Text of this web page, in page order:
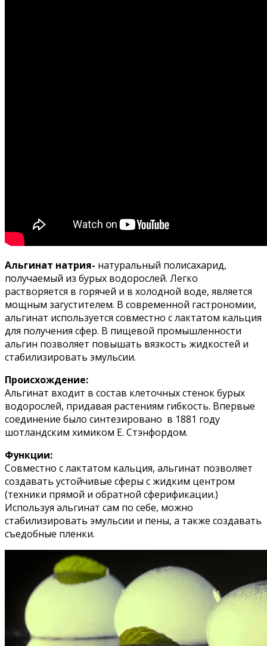
Альгинат натрия- натуральный полисахарид,
получаемый из бурых водорослей. Легко
растворяется в горячей и в холодной воде, является
мощным загустителем. В современной гастрономии,
альгинат используется совместно с лактатом кальция
для получения сфер. В пищевой промышленности
альгин позволяет повышать вязкость жидкостей и
стабилизировать эмульсии.
Происхождение:
Альгинат входит в состав клеточных стенок бурых
водорослей, придавая растениям гибкость. Впервые
соединение было синтезировано в 1881 году
шотландским химиком Е. Стэнфордом.
Функции:
Совместно с лактатом кальция, альгинат позволяет
создавать устойчивые сферы с жидким центром
(техники прямой и обратной сферификации.)
Используя альгинат сам по себе, можно
стабилизировать эмульсии и пены, а также создавать
съедобные пленки.